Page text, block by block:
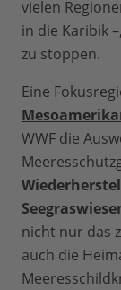
vielen
in die Karibik
zu stoppen.
Eine
WWF die
nicht nur das
auch die